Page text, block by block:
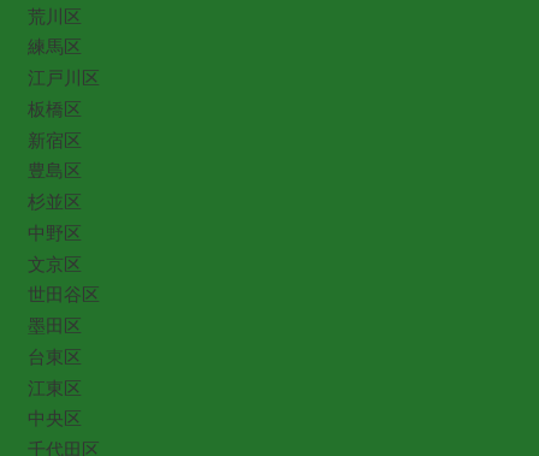
荒川区
練馬区
江戸川区
板橋区
新宿区
豊島区
杉並区
中野区
文京区
世田谷区
墨田区
台東区
江東区
中央区
千代田区